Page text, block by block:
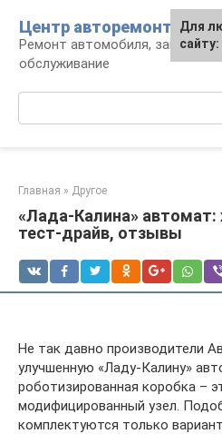
контенту
Центр авторемонта
Ремонт автомобиля, запчасти
обслуживание
Главная » Другое
«Лада-Калина» автомат:
тест-драйв, отзывы
Не так давно производители
улучшенную «Ладу-Калину»
роботизированная коробка –
модифицированный узел.
комплектуются только
Для